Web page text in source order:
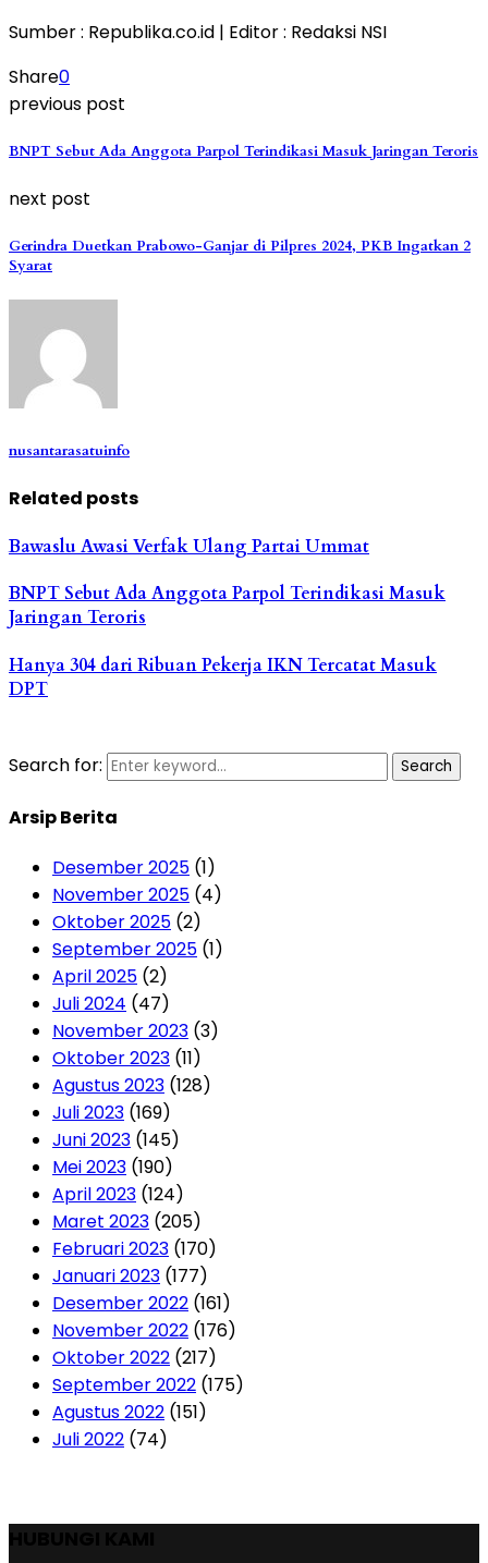
Sumber : Republika.co.id | Editor : Redaksi NSI
Share0
previous post
BNPT Sebut Ada Anggota Parpol Terindikasi Masuk Jaringan Teroris
next post
Gerindra Duetkan Prabowo-Ganjar di Pilpres 2024, PKB Ingatkan 2
Syarat
nusantarasatuinfo
Related posts
Bawaslu Awasi Verfak Ulang Partai Ummat
BNPT Sebut Ada Anggota Parpol Terindikasi Masuk
Jaringan Teroris
Hanya 304 dari Ribuan Pekerja IKN Tercatat Masuk
DPT
Search for: Search
Arsip Berita
Desember 2025 (1)
November 2025 (4)
Oktober 2025 (2)
September 2025 (1)
April 2025 (2)
Juli 2024 (47)
November 2023 (3)
Oktober 2023 (11)
Agustus 2023 (128)
Juli 2023 (169)
Juni 2023 (145)
Mei 2023 (190)
April 2023 (124)
Maret 2023 (205)
Februari 2023 (170)
Januari 2023 (177)
Desember 2022 (161)
November 2022 (176)
Oktober 2022 (217)
September 2022 (175)
Agustus 2022 (151)
Juli 2022 (74)